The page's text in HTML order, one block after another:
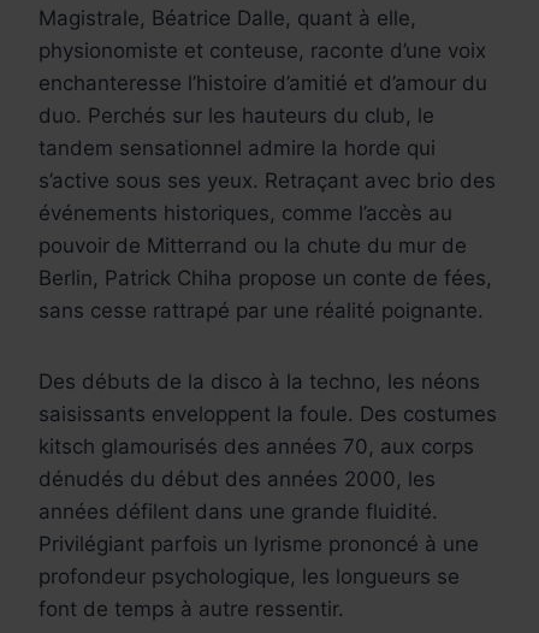
Magistrale, Béatrice Dalle, quant à elle,
physionomiste et conteuse, raconte d’une voix
enchanteresse l’histoire d’amitié et d’amour du
duo. Perchés sur les hauteurs du club, le
tandem sensationnel admire la horde qui
s’active sous ses yeux. Retraçant avec brio des
événements historiques, comme l’accès au
pouvoir de Mitterrand ou la chute du mur de
Berlin, Patrick Chiha propose un conte de fées,
sans cesse rattrapé par une réalité poignante.
Des débuts de la disco à la techno, les néons
saisissants enveloppent la foule. Des costumes
kitsch glamourisés des années 70, aux corps
dénudés du début des années 2000, les
années défilent dans une grande fluidité.
Privilégiant parfois un lyrisme prononcé à une
profondeur psychologique, les longueurs se
font de temps à autre ressentir.